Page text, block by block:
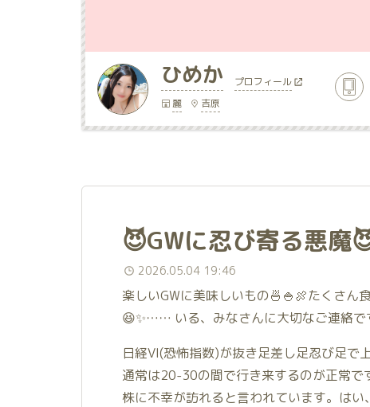
ひめか
プロフィール
麗
吉原
😈GWに忍び寄る悪魔
2026.05.04 19:46
楽しいGWに美味しいもの🍜🍚🍖たくさん
😆✨…… いる、みなさんに大切なご連絡で
日経VI(恐怖指数)が抜き足差し足忍び足で
通常は20-30の間で行き来するのが正常
株に不幸が訪れると言われています。は